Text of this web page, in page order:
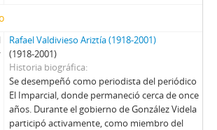
Rafael Valdivieso Ariztía (1918-2001)
(1918-2001)
Historia biográfica
Se desempeñó como periodista del periódico
El Imparcial, donde permaneció cerca de once
años. Durante el gobierno de González Videla
participó activamente, como miembro del